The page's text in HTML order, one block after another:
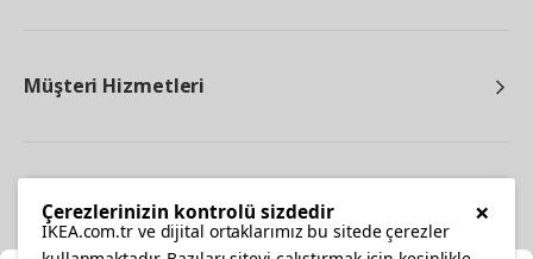
Müşteri Hizmetleri
×
Çerezlerinizin kontrolü sizdedir
IKEA.com.tr ve dijital ortaklarımız bu sitede çerezler